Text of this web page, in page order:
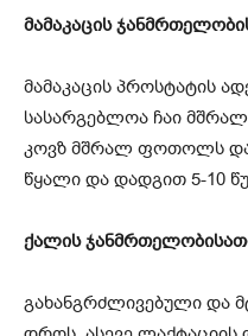
მამაკაცის
მამაკაცის პროსტატის
სასარგებლოა ჩაი
კოვზ მშრალ ფოთოლს
წყალი და დადგით 5-10
ქალის
გახანგრძლივებული და